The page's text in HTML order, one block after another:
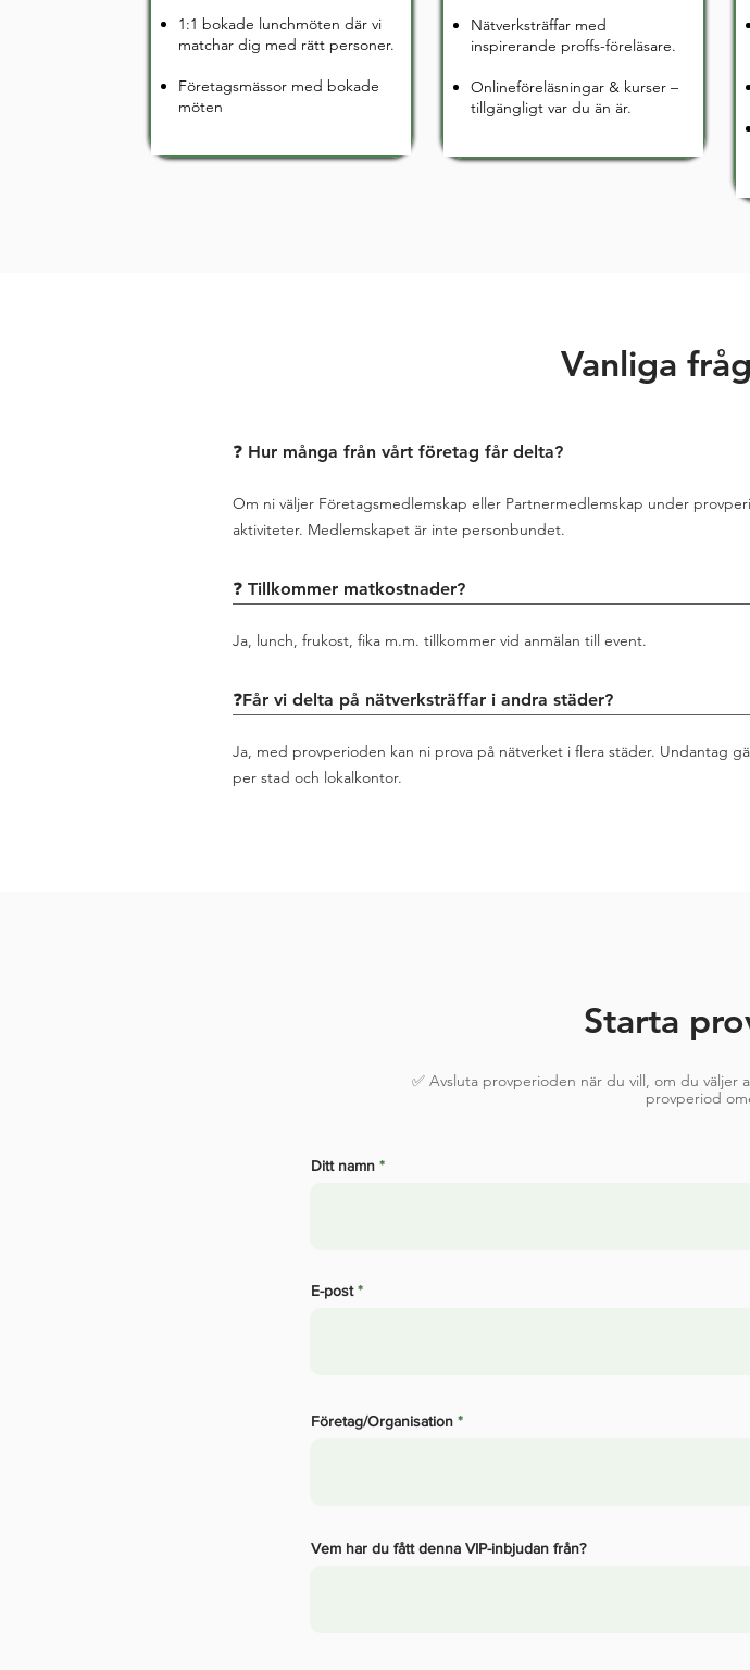
1:1 bokade lunchmöten där vi
matchar dig med rätt personer.
Företagsmässor med bokade
möten
Nätverksträffar med
inspirerande proffs-föreläsare.
Onlineföreläsningar & kurser –
tillgängligt var du än är.
Vanliga
❓ Hur många från vårt företag får delta?
Om ni väljer Företagsmedlemskap eller Partnermedlemskap under
aktiviteter. Medlemskapet är inte personbundet.
❓ Tillkommer matkostnader?
Ja, lunch, frukost, fika m.m. tillkommer vid anmälan till event.
❓Får vi delta på nätverksträffar i andra städer?
Ja, med provperioden kan ni prova på nätverket i flera städer. Undantag
per stad och lokalkontor.
Starta
✅ Avsluta provperioden när du vill, om du väljer
provperiod
Ditt namn
E-post
Företag/Organisation
Vem har du fått denna VIP-inbjudan från?